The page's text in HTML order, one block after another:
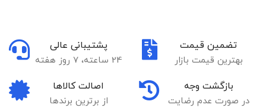
تضمین قیمت
بهترین قیمت بازار
پشتیبانی عالی
24 ساعته، 7 روز هفته
بازگشت وجه
در صورت عدم رضایت
اصالت کالاها
از برترین برندها